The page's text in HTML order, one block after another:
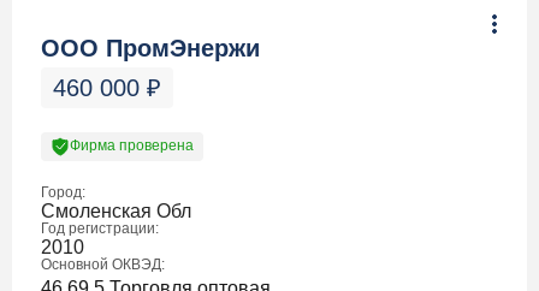
ООО ПромЭнержи
460 000 ₽
Фирма проверена
Город:
Смоленская Обл
Год регистрации:
2010
Основной ОКВЭД: